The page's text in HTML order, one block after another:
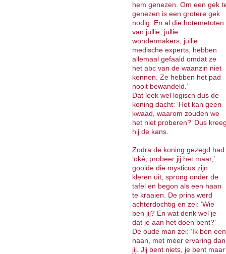
hem genezen. Om een gek
genezen is een grotere gek
nodig. En al die hotemetoten
van jullie, jullie
wondermakers, jullie
medische experts, hebben
allemaal gefaald omdat ze
het abc van de waanzin niet
kennen. Ze hebben het pad
nooit bewandeld.’
Dat leek wel logisch dus de
koning dacht: ‘Het kan geen
kwaad, waarom zouden we
het niet proberen?’ Dus
hij de kans.
Zodra de koning gezegd had
‘oké, probeer jij het maar,’
gooide die mysticus zijn
kleren uit, sprong onder de
tafel en begon als een haan
te kraaien. De prins werd
achterdochtig en zei: ‘Wie
ben jij? En wat denk wel je
dat je aan het doen bent?’
De oude man zei: ‘Ik ben een
haan, met meer ervaring dan
jij. Jij bent niets, je bent maar